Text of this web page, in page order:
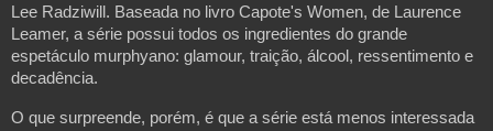
Lee Radziwill. Baseada no livro Capote's Women, de Laurence
Leamer, a série possui todos os ingredientes do grande
espetáculo murphyano: glamour, traição, álcool, ressentimento e
decadência.
O que surpreende, porém, é que a série está menos interessada